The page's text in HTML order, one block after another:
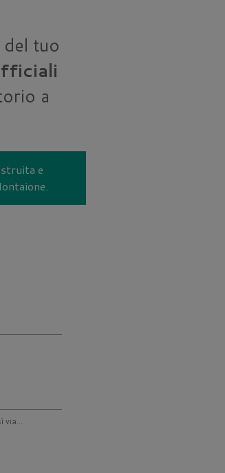
tuo
a
e
via...